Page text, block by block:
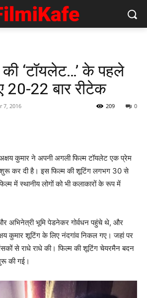
‘टॉयलेट…’ के पहले
20-22 बार रीटेक
7, 2016 0
209
कुमार ने अपनी अगली फिल्‍म टॉयलेट एक प्रेम
कर दी है। इस फिल्‍म की शूटिंग लगभग 30 से
में स्‍थानीय लोगों को भी कलाकारों के रूप में
अभिनेत्री भूमि पेडनेकर गोर्वधन पहुंचे थे, और
कुमार शूटिंग के लिए नंदगांव निकल गए। जहां पर
से राधे राधे की। फिल्‍म की शूटिंग चेयरमैन बदन
की गई।